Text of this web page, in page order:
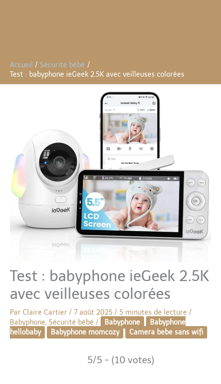
Accueil
Sécurité bébé
Test : babyphone ieGeek 2.5K avec veilleuses colorées
Test : babyphone ieGeek 2.5K
avec veilleuses colorées
Par Claire Cartier / 7 août 2025 / 5 minutes de lecture /
Babyphone, Sécurité bébé / Babyphone
Babyphone
hellobaby
Babyphone momcozy Camera bebe sans wifi
5/5 - (10 votes)